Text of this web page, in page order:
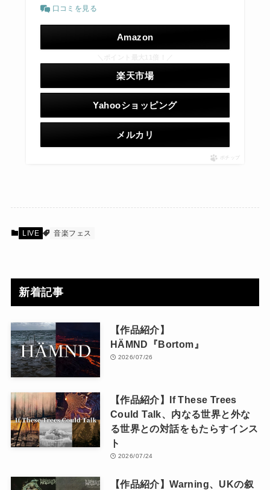
口コミを見る
Amazon
楽天市場
Yahooショッピング
メルカリ
ポチップ
LIVE 音楽フェス
新着記事
【作品紹介】
HÄMND『Bortom』
2026/07/26
【作品紹介】If These Trees
Could Talk、内なる世界と外な
る世界との対話をもたらすインス
ト
2026/07/24
【作品紹介】Warning、UKの叙